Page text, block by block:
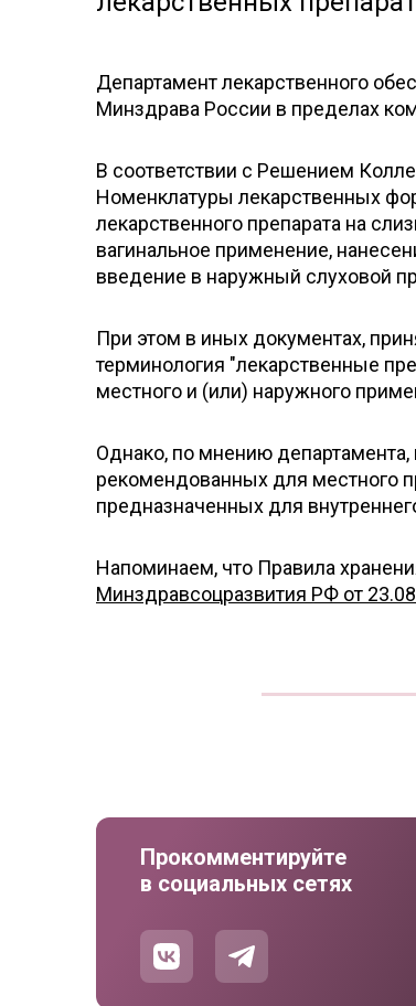
Департамент лекарственного
Минздрава России в пределах
В соответствии с Решением
Номенклатуры лекарственных
лекарственного препарата на
вагинальное применение,
введение в наружный слуховой
При этом в иных документах,
терминология "лекарственные
местного и (или) наружного
Однако, по мнению департамента,
рекомендованных для местного
предназначенных для
Напоминаем, что Правила
Минздравсоцразвития РФ от
Прокомментируйте
в социальных сетях